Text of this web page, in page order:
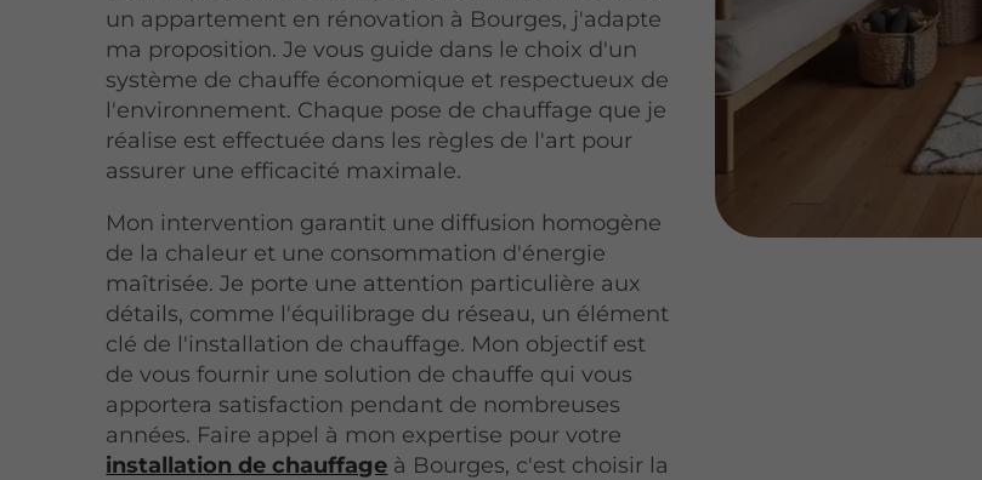
un appartement en rénovation à Bourges, j'adapte
ma proposition. Je vous guide dans le choix d'un
système de chauffe économique et respectueux de
l'environnement. Chaque pose de chauffage que je
réalise est effectuée dans les règles de l'art pour
assurer une efficacité maximale.
Mon intervention garantit une diffusion homogène
de la chaleur et une consommation d'énergie
maîtrisée. Je porte une attention particulière aux
détails, comme l'équilibrage du réseau, un élément
clé de l'installation de chauffage. Mon objectif est
de vous fournir une solution de chauffe qui vous
apportera satisfaction pendant de nombreuses
années. Faire appel à mon expertise pour votre
installation de chauffage à Bourges, c'est choisir la